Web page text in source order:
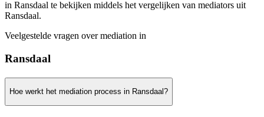
in Ransdaal te bekijken middels het vergelijken van mediators uit
Ransdaal.
Veelgestelde vragen over mediation in
Ransdaal
Hoe werkt het mediation process in Ransdaal?